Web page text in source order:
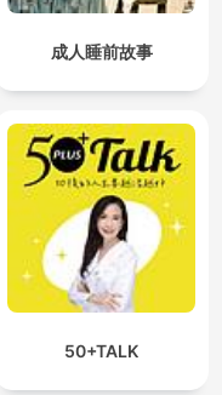
成人睡前故事
50+TALK